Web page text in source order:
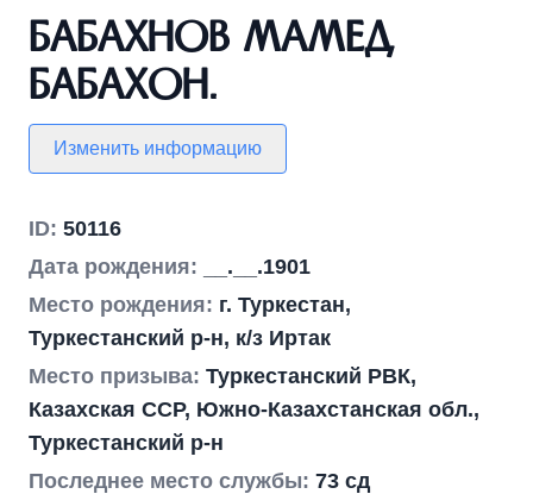
Бабахнов Мамед
Бабахон.
Изменить информацию
ID: 50116
Дата рождения:
__.__.1901
Место рождения: г. Туркестан,
Туркестанский р-н, к/з Иртак
Место призыва: Туркестанский РВК,
Казахская ССР, Южно-Казахстанская обл.,
Туркестанский р-н
Последнее место службы: 73 сд